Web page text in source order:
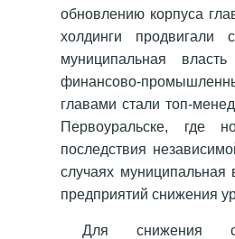
обновлению корпуса
холдинги
муниципальная
финансово-
главами стали топ-
Первоуральске, где
последствия
случаях муниципальная
предприятий снижения
Для снижения